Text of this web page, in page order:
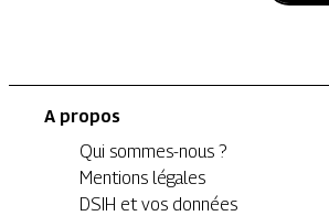
A propos
Qui sommes-nous ?
Mentions légales
DSIH et vos données